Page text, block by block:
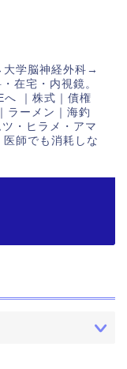
学脳神経外科→
在宅・内視鏡。
｜株式｜債権
ラーメン｜海釣
・ヒラメ・アマ
師でも消耗しな